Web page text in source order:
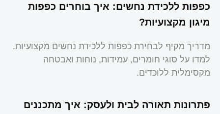
כפפות ללכידת נחשים: איך בוחרים כפפות
מיגון מקצועיות?
מדריך מקיף לבחירת כפפות ללכידת נחשים מקצועיות.
למדו על סוגי חומרים, עמידות, נוחות ואבטחה
מקסימלית ללוכדים.
פתרונות תאורה לבית ולעסק: איך מתכננים